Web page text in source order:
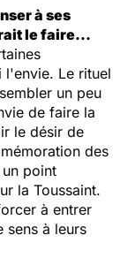
à ses
le faire...
l'envie. Le rituel
un peu
de faire la
le désir de
des
point
la Toussaint.
à entrer
sens à leurs